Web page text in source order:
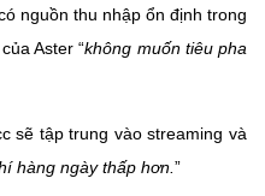
nguồn thu nhập ổn định trong
Aster “không muốn tiêu pha
sẽ tập trung vào streaming và
hàng ngày thấp hơn. ”